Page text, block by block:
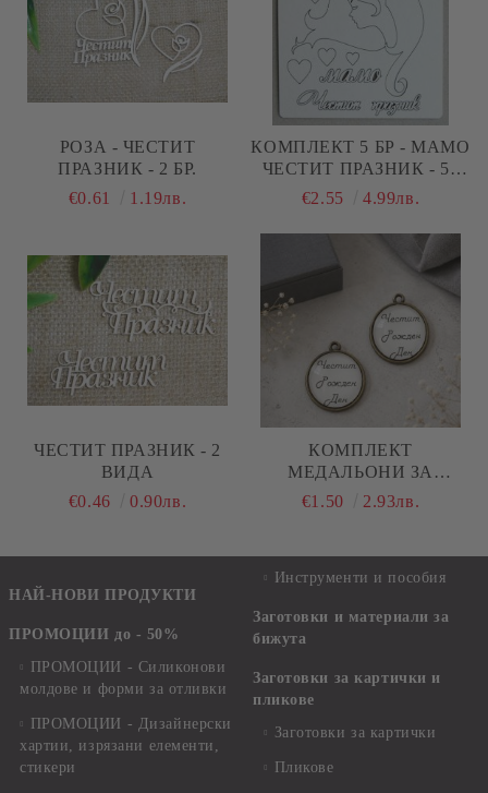
РОЗА - ЧЕСТИТ
ПРАЗНИК - 2 БР.
€0.61
1.19лв.
КОМПЛЕКТ 5 БР - МАМО
ЧЕСТИТ ПРАЗНИК - 55
ЕЛЕМЕНТА
€2.55 4.99лв.
ЧЕСТИТ ПРАЗНИК - 2
ВИДА
€0.46
0.90лв.
КОМПЛЕКТ
МЕДАЛЬОНИ ЗА
ДЕКОРАЦИЯ НА
ЗЛАТО - ЧЕСТИТ
РОЖДЕН ДЕН - 2,20 СМ -
€1.50 2.93лв.
НАЙ-НОВИ ПРОДУКТИ
ПРОМОЦИИ до - 50%
ПРОМОЦИИ - Силиконови
молдове и форми за отливки
ПРОМОЦИИ - Дизайнерски
хартии, изрязани елементи,
стикери
Инструменти и пособия
Заготовки и материали за
бижута
Заготовки за картички и
пликове
Заготовки за картички
Пликове